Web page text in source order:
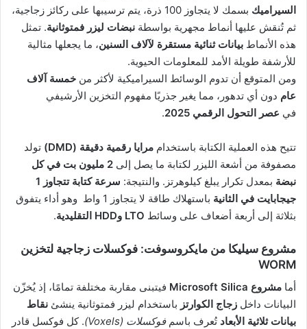
السيراميك
بسمك لا يتجاوز 100 ذرة، يتم ترسيبها على ركائز زجاجية،
ثم تُنقش عليها أنماط مجهرية بواسطة نبضات ليزر فمتوثانية. تمثل
هذه الأنماط بيانات ثنائية مستقرة لآلاف السنين، ما يجعلها مثالية
للأرشفة طويلة الأمد للمعلومات الحيوية.
ومن المتوقع أن تدوم الوسائط السيراميكية لأكثر من خمسة آلاف
عام دون أي تدهور، مما يغير جذريًا مفهوم التخزين الأرشيفي
في عصر التحول الرقمي 2025 .
تتيح هذه العملية الكتابة باستخدام مرايا رقمية دقيقة (DMD)
تولد
مصفوفة من أشعة الليزر لكتابة ما يصل إلى
2 مليون بت في كل
نبضة بمعدل تكرار يبلغ كيلوهرتز. والنتيجة:
سرعة كتابة تتجاوز 1
جيجابايت في الثانية
باستهلاك طاقة لا يتجاوز 1 واط وهو أداء يتفوق
بثلاثة إلى أربعة أضعاف على وسائط LTO وHDD التقليدية .
مشروع سيليكا من مايكروسوفت: فوكسلات زجاجية لتخزين
WORM
أما مشروع Microsoft Silica
فيتبنى مقاربة مختلفة تمامًا، إذ يُخزّن
البيانات داخل زجاج الكوارتز باستخدام ليزر فمتوثانية ينشئ نقاط
بيانات ثلاثية الأبعاد تُعرف باسمفوكسلات (Voxels)
. كل فوكسل قادر